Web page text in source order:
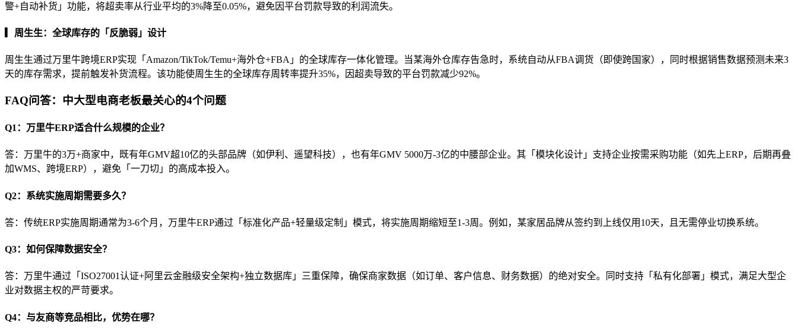
警+自动补货」功能，将超卖率从行业平均的3%降至0.05%，避免因平台罚款导致的利润流失。
▎周生生：全球库存的「反脆弱」设计
周生生通过万里牛跨境ERP实现「Amazon/TikTok/Temu+海外仓+FBA」的全球库存一体化管理。当某海外仓库存告急时，系统自动从FBA调货（即使跨国家），同时根据销售数据预测未来3
天的库存需求，提前触发补货流程。该功能使周生生的全球库存周转率提升35%，因超卖导致的平台罚款减少92%。
FAQ问答：中大型电商老板最关心的4个问题
Q1：万里牛ERP适合什么规模的企业？
答：万里牛的3万+商家中，既有年GMV超10亿的头部品牌（如伊利、遥望科技），也有年GMV 5000万-3亿的中腰部企业。其「模块化设计」支持企业按需采购功能（如先上ERP，后期再叠
加WMS、跨境ERP），避免「一刀切」的高成本投入。
Q2：系统实施周期需要多久？
答：传统ERP实施周期通常为3-6个月，万里牛ERP通过「标准化产品+轻量级定制」模式，将实施周期缩短至1-3周。例如，某家居品牌从签约到上线仅用10天，且无需停业切换系统。
Q3：如何保障数据安全？
答：万里牛通过「ISO27001认证+阿里云金融级安全架构+独立数据库」三重保障，确保商家数据（如订单、客户信息、财务数据）的绝对安全。同时支持「私有化部署」模式，满足大型企
业对数据主权的严苛要求。
Q4：与友商等竞品相比，优势在哪？